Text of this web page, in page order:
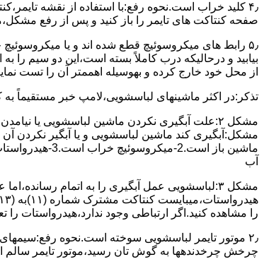
۴٫ ﮐﻠﯿﺪ ﺧﺮاب اﺳﺖ.نحوه رفع:ﺑﺎ اﺳﺘﻔﺎده از ﻧﻘﺸﻪ
ﺻﻔﺤﻪ ﮐﻨﺘﺎﮐﺖ ﻫﺎی ﺗﺎﯾﻤﺮ را باز کنید و ﭘﺲ از رﻓﻊ
۵٫ رابط های ﻣﯿﮑﺮوﺳﻮﺋﯿﭻ ﻗﻄﻊ شده اند و ﯾﺎ
ﺑﯿﺎﺑﯿﺪ و درحالیکه درب کاملاً ﺑﺴﺘﻪ اﺳﺖ،اﯾﻦ دو ﺳﯿﻢ
از ﻣﺤﻞ خود ﺧﺎرج کرده و بهوسیله اهممتر آن را ﺗﺴﺖ
ﺗﺬﮐﺮ:در اﮐﺜﺮ ماشینهای لباسشویی،ﻻﻣﭗ ﺧﺒﺮ مستقیماً
مشکل ۲:علت آبگیری نکردن ماشین لباسشویی
آب
را ﻣﺸﺎﻫﺪه کنید.اﮔﺮ ارﺗﺒﺎطی وجود ندارد،ﻫﯿﺪرواﺳﺘﺎت را
ﭼﺮﺧﺶ چرخدندهها به گوش تان رﺳﯿﺪ،ﻣﻮﺗﻮر ﺗﺎﯾﻤﺮ ﺳﺎﻟﻢ